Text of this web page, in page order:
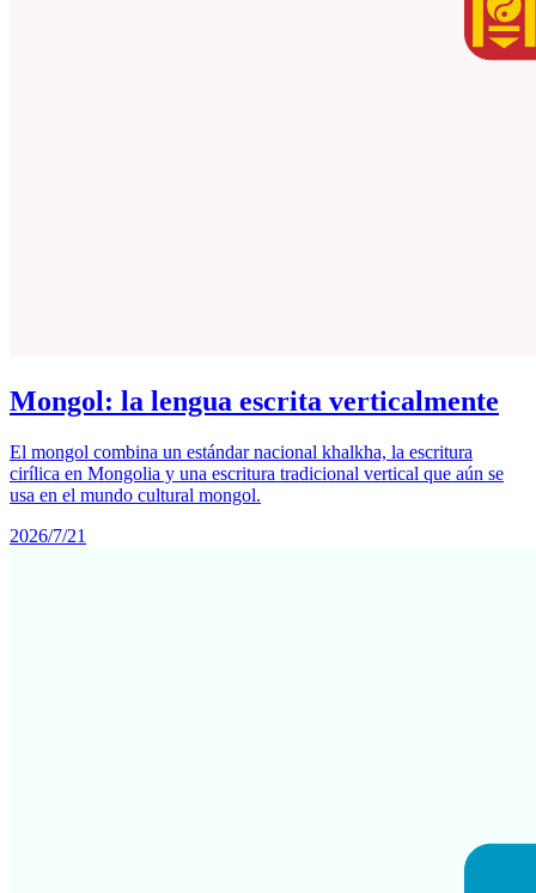
Mongol: la lengua escrita verticalmente
El mongol combina un estándar nacional khalkha, la escritura
cirílica en Mongolia y una escritura tradicional vertical que aún se
usa en el mundo cultural mongol.
2026/7/21